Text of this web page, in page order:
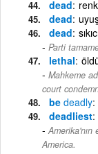
dead
dead
dead
Parti
lethal
Mahkeme
court
be deadly
deadliest
Amerika'nın
America.